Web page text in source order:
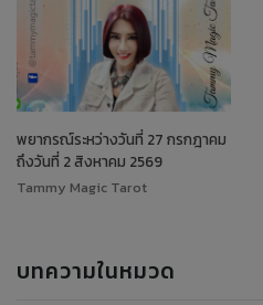
พยากรณ์ระหว่างวันที่ 27 กรกฎาคม
ถึงวันที่ 2 สิงหาคม 2569
Tammy Magic Tarot
บทความในหมวด